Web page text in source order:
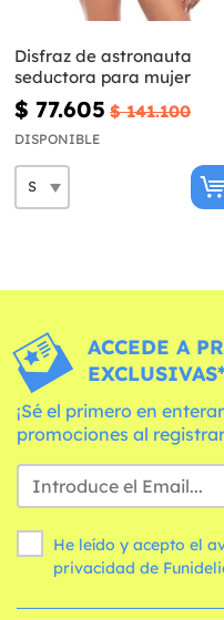
Disfraz de astronauta
seductora para mujer
$ 77.605 $ 141.100
DISPONIBLE
ACCEDE A
¡Sé el primero en
promociones al
He leído y acepto el
privacidad de